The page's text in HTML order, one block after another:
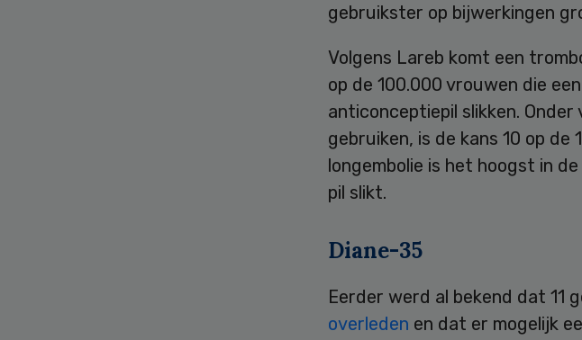
gebruikster op bijwerkingen
Volgens Lareb komt een
op de 100.000 vrouwen die
anticonceptiepil slikken.
gebruiken, is de kans 10 op
longembolie is het hoogst in
pil slikt.
Diane-35
Eerder werd al bekend dat 11
overleden en dat er mogelijk